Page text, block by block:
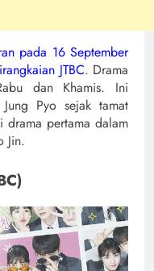
pada 16 September
JTBC. Drama
dan Khamis. Ini
Pyo sejak tamat
drama pertama dalam
Jin.